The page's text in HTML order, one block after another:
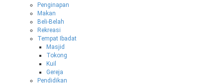
Penginapan
Makan
Beli-Belah
Rekreasi
Tempat Ibadat
Masjid
Tokong
Kuil
Gereja
Pendidikan